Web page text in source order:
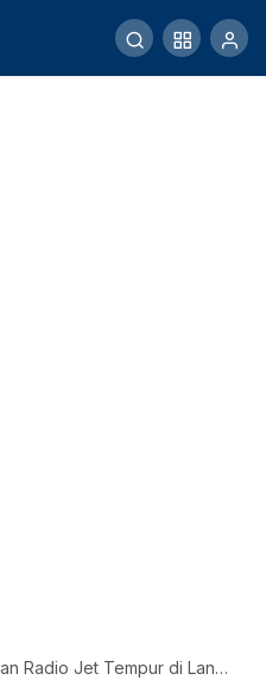
Radio Jet Tempur di Langit
di Langit Amman